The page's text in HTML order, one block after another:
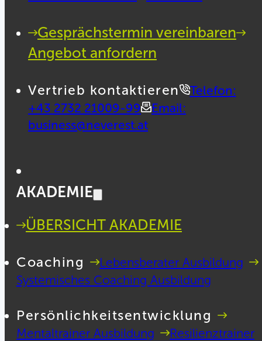
Gesprächstermin vereinbaren
Angebot anfordern
Vertrieb kontaktieren
Telefon:
+43 2732 21009-99
Email:
business@neverest.at
AKADEMIE
ÜBERSICHT AKADEMIE
Coaching
Lebensberater Ausbildung
Systemisches Coaching Ausbildung
Persönlichkeitsentwicklung
Mentaltrainer Ausbildung
Resilienztrainer